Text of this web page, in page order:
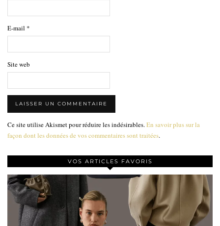
E-mail *
Site web
Ce site utilise Akismet pour réduire les indésirables. En savoir plus sur la
façon dont les données de vos commentaires sont traitées.
VOS ARTICLES FAVORIS